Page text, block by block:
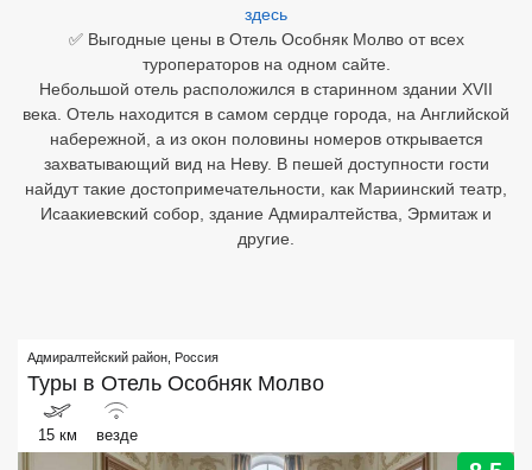
здесь
✅ Выгодные цены в Отель Особняк Молво от всех
туроператоров на одном сайте.
Небольшой отель расположился в старинном здании XVII
века. Отель находится в самом сердце города, на Английской
набережной, а из окон половины номеров открывается
захватывающий вид на Неву. В пешей доступности гости
найдут такие достопримечательности, как Мариинский театр,
Исаакиевский собор, здание Адмиралтейства, Эрмитаж и
другие.
Адмиралтейский район Россия
Туры в Отель Особняк Молво
15 км везде
Бали
Вьетнам
Хайнань
Занзибар
Абхазия
Большой Сочи